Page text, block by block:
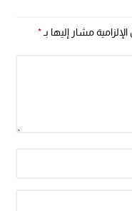
مشار إليها بـ*